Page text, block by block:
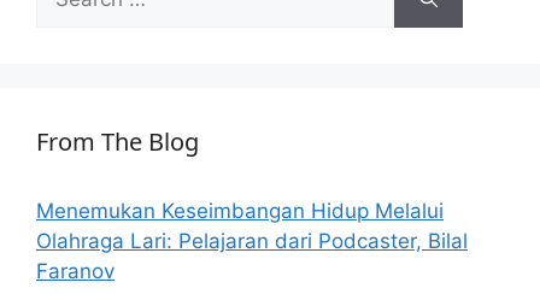
for:
From The Blog
Menemukan Keseimbangan Hidup Melalui
Olahraga Lari: Pelajaran dari Podcaster, Bilal
Faranov